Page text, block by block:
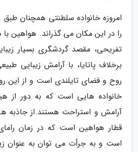
امروزه خانواده سلطنتی همچنان
را در این مکان می گذراند. هواهین با
تفریحی، مقصد گردشگری بسیار
برخلاف پاتایا، با آرامش زیبایی
روح و فضای تایلندی است و از این
خانواده هایی است که به دور از
آرامش و استراحت هستند.از جاذبه
قطار هواهین است که در زمان
است و به جرأت می توان به عنوان